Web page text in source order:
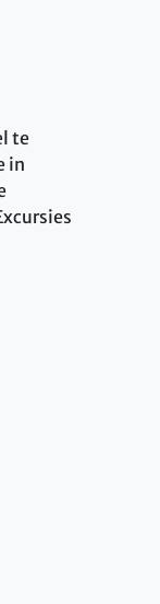
te
in